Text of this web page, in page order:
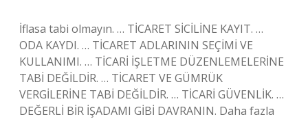
İflasa tabi olmayın. … TİCARET SİCİLİNE KAYIT. …
ODA KAYDI. … TİCARET ADLARININ SEÇİMİ VE
KULLANIMI. … TİCARİ İŞLETME DÜZENLEMELERİNE
TABİ DEĞİLDİR. … TİCARET VE GÜMRÜK
VERGİLERİNE TABİ DEĞİLDİR. … TİCARİ GÜVENLİK. …
DEĞERLİ BİR İŞADAMI GİBİ DAVRANIN. Daha fazla